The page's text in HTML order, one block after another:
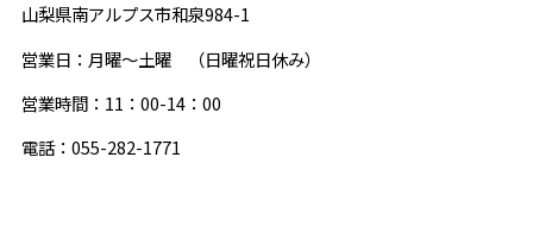
山梨県南アルプス市和泉984-1
営業日：月曜～土曜 （日曜祝日休み）
営業時間：11：00-14：00
電話：055-282-1771